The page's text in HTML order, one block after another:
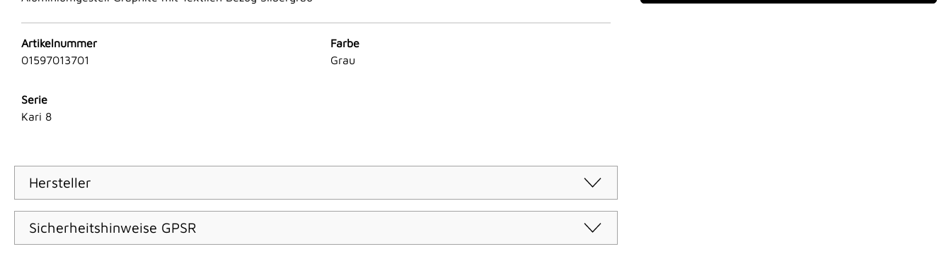
Artikelnummer
01597013701
Farbe
Grau
Serie
Kari 8
Hersteller
Sicherheitshinweise GPSR